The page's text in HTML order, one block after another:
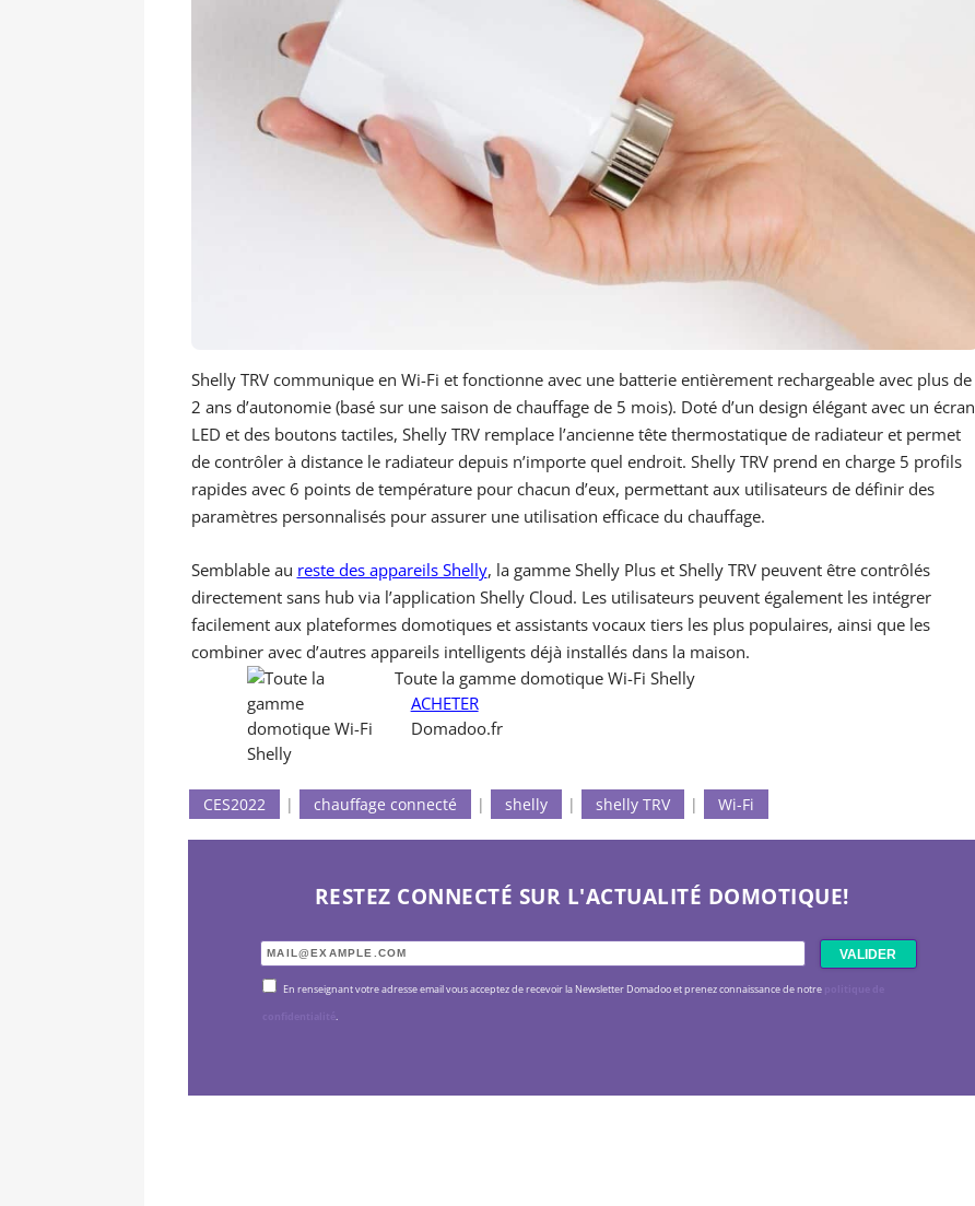
Shelly TRV communique en Wi-Fi et fonctionne avec une batterie entièrement rechargeable avec plus de
2 ans d’autonomie (basé sur une saison de chauffage de 5 mois). Doté d’un design élégant avec un écran
LED et des boutons tactiles, Shelly TRV remplace l’ancienne tête thermostatique de radiateur et permet
de contrôler à distance le radiateur depuis n’importe quel endroit. Shelly TRV prend en charge 5 profils
rapides avec 6 points de température pour chacun d’eux, permettant aux utilisateurs de définir des
paramètres personnalisés pour assurer une utilisation efficace du chauffage.
Semblable au reste des appareils Shelly, la gamme Shelly Plus et Shelly TRV peuvent être contrôlés
directement sans hub via l’application Shelly Cloud. Les utilisateurs peuvent également les intégrer
facilement aux plateformes domotiques et assistants vocaux tiers les plus populaires, ainsi que les
combiner avec d’autres appareils intelligents déjà installés dans la maison.
Toute la gamme domotique Wi-Fi Shelly
ACHETER
Domadoo.fr
CES2022 | chauffage connecté | shelly | shelly TRV | Wi-Fi
RESTEZ CONNECTÉ SUR L'ACTUALITÉ DOMOTIQUE!
En renseignant votre adresse email vous acceptez de recevoir la Newsletter Domadoo et prenez connaissance de notre
.